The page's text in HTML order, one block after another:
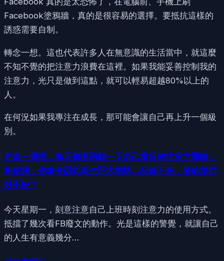
Facebook塗鴉牆，真的是很容易的選擇。要抵抗這樣的
誘惑需要自制。
轉念一想。這也代表許多人在無意識的生活當中，就這麼
不知不覺的把注意力浪費在這裡。如果我能妥善控制我的
注意力，光只是做到這點，就可以輕易超越80%以上的
人。
在何況如果我專注在成長，那可能會讓自己再上升一個級
別。
在這一週裡，每天都要回顧一下自己當日的注意力開銷，
相信我，你會有因此產生巨大感悟…記錄下來，發給我們
好不好？
今天星期一，刻意注意自己上班時刻注意力的使用方式。
抵擋了幾次看FB廢文的動作。光是這樣的警覺，就讓自己
的人生有意義幾分…